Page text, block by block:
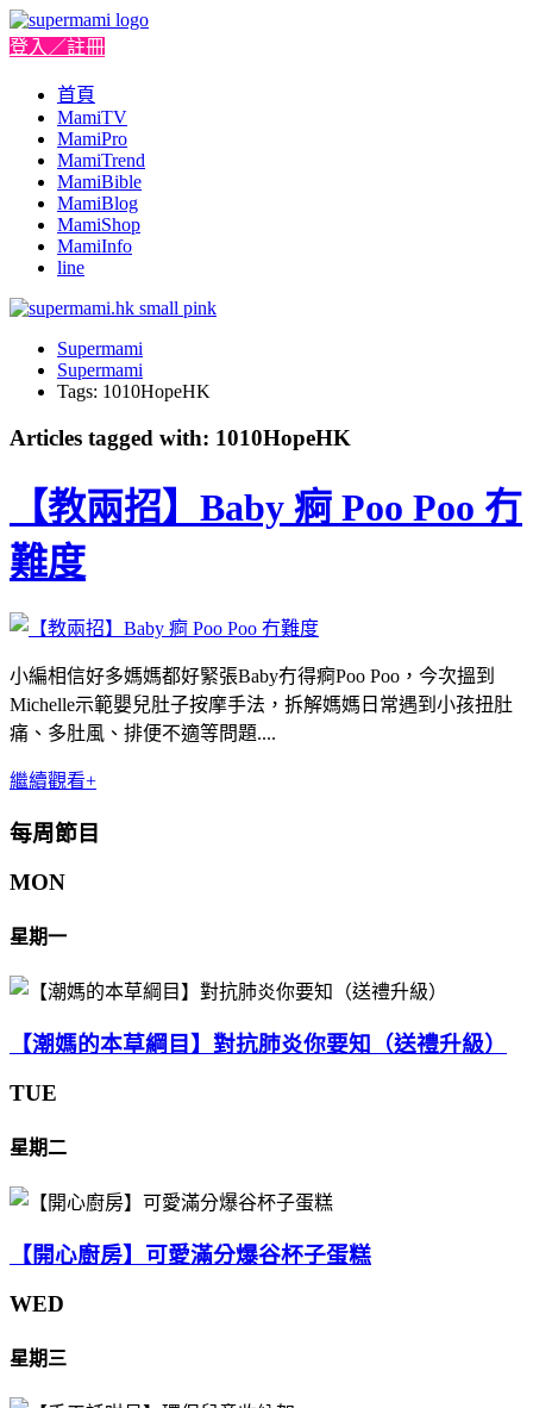
登入／註冊
首頁
MamiTV
MamiPro
MamiTrend
MamiBible
MamiBlog
MamiShop
MamiInfo
line
Supermami
Supermami
Tags: 1010HopeHK
Articles tagged with: 1010HopeHK
【教兩招】Baby 痾 Poo Poo 冇
難度
小編相信好多媽媽都好緊張Baby冇得痾Poo Poo，今次搵到
Michelle示範嬰兒肚子按摩手法，拆解媽媽日常遇到小孩扭肚
痛、多肚風、排便不適等問題....
繼續觀看+
每周節目
MON
星期一
【潮媽的本草綱目】對抗肺炎你要知（送禮升級）
TUE
星期二
【開心廚房】可愛滿分爆谷杯子蛋糕
WED
星期三